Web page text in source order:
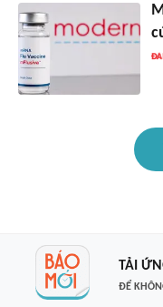
TẢI
ĐỂ